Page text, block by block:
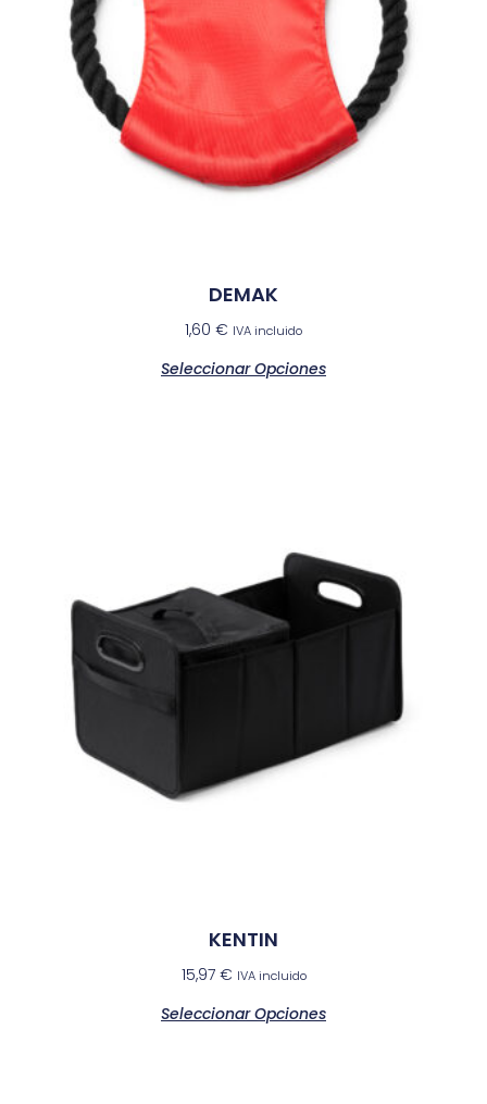
DEMAK
1,60 € IVA incluido
Seleccionar Opciones
KENTIN
15,97 € IVA incluido
Seleccionar Opciones